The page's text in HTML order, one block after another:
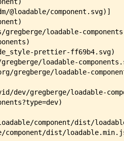
│   │       ├── Hello.js
│   │       └── index.js
│   ├── razzle/
│   │   ├── README.md
│   │   ├── package.json
│   │   ├── razzle.config.js
│   │   ├── .eslintrc.json
│   │   ├── public/
│   │   └── src/
│   │       ├── App.css
│   │       ├── client.js
│   │       ├── index.js